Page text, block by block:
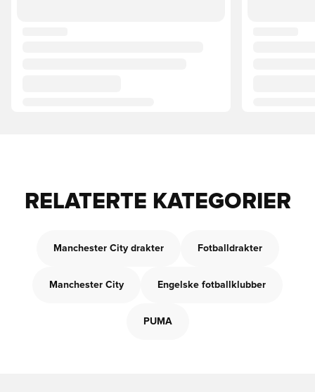
RELATERTE KATEGORIER
Manchester City drakter Fotballdrakter
Manchester City Engelske fotballklubber
PUMA